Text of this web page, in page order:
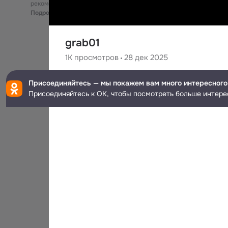
grab01
1K просмотров 28 дек 2025
Brandon Ly
рекомендательные технологии
Подробнее
Присоединяйтесь — мы покажем вам много интересного
Присоединяйтесь к ОК, чтобы посмотреть больше